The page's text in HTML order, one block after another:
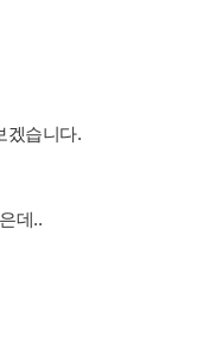
겠습니다.
데..